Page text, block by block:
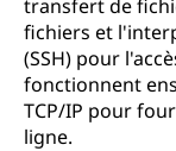
transfert de
fichiers et
(SSH) pour
fonctionnent
TCP/IP pour
ligne.